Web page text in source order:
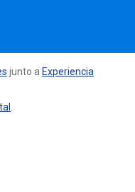
junto a Experiencia